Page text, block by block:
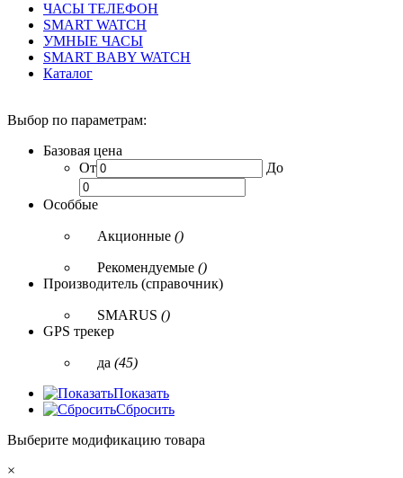
ЧАСЫ ТЕЛЕФОН
SMART WATCH
УМНЫЕ ЧАСЫ
SMART BABY WATCH
Каталог
Выбор по параметрам:
Базовая цена
От
До
Особбые
Акционные ()
Рекомендуемые ()
Производитель (справочник)
SMARUS ()
GPS трекер
да (45)
Показать
Сбросить
Выберите модификацию товара
×